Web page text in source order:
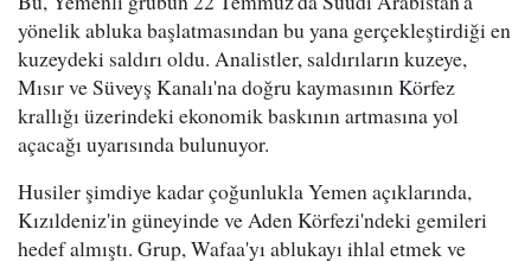
yönelik abluka başlatmasından bu yana gerçekleştirdiği en
kuzeydeki saldırı oldu. Analistler, saldırıların kuzeye,
Mısır ve Süveyş Kanalı'na doğru kaymasının Körfez
krallığı üzerindeki ekonomik baskının artmasına yol
açacağı uyarısında bulunuyor.
Husiler şimdiye kadar çoğunlukla Yemen açıklarında,
Kızıldeniz'in güneyinde ve Aden Körfezi'ndeki gemileri
hedef almıştı. Grup, Wafaa'yı ablukayı ihlal etmek ve